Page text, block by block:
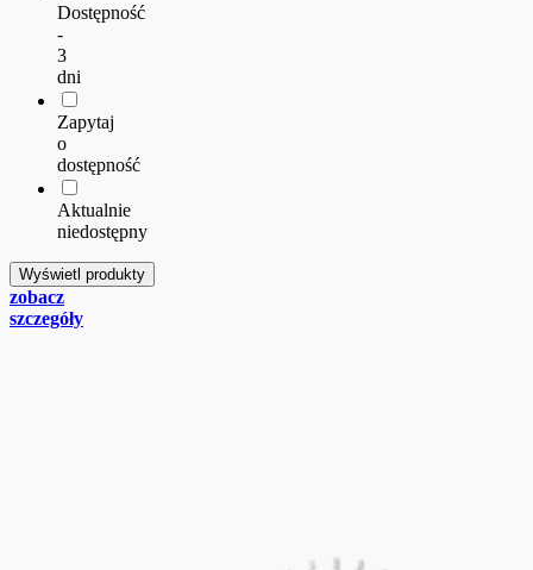
Dostępność
-
3
dni
Zapytaj
o
dostępność
Aktualnie
niedostępny
zobacz
szczegóły